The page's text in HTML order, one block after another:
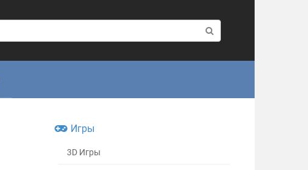
Игры
3D Игры